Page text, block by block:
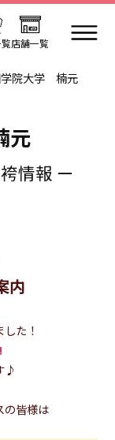
店舗一覧
院大学 楠元
元
情報 ー
内
た！
♪
の皆様は